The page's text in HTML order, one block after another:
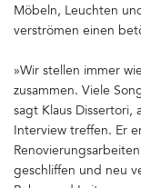
Möbeln, Leuchten
verströmen einen
»Wir stellen immer
zusammen. Viele
sagt Klaus Dissertori,
Interview treffen. Er
geschliffen und neu